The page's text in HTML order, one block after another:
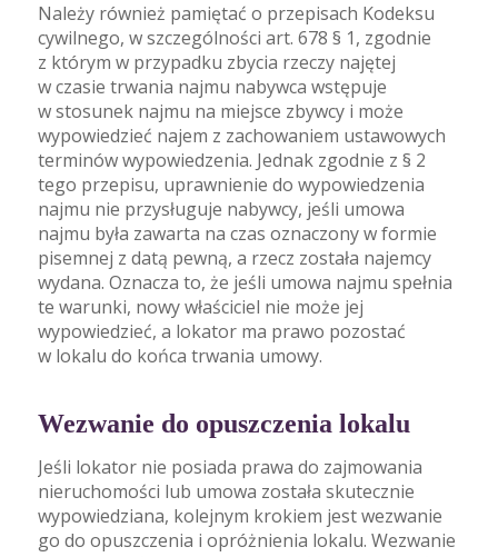
Należy również pamiętać o przepisach Kodeksu
cywilnego, w szczególności art. 678 § 1, zgodnie
z którym w przypadku zbycia rzeczy najętej
w czasie trwania najmu nabywca wstępuje
w stosunek najmu na miejsce zbywcy i może
wypowiedzieć najem z zachowaniem ustawowych
terminów wypowiedzenia. Jednak zgodnie z § 2
tego przepisu, uprawnienie do wypowiedzenia
najmu nie przysługuje nabywcy, jeśli umowa
najmu była zawarta na czas oznaczony w formie
pisemnej z datą pewną, a rzecz została najemcy
wydana. Oznacza to, że jeśli umowa najmu spełnia
te warunki, nowy właściciel nie może jej
wypowiedzieć, a lokator ma prawo pozostać
w lokalu do końca trwania umowy.
Wezwanie do opuszczenia lokalu
Jeśli lokator nie posiada prawa do zajmowania
nieruchomości lub umowa została skutecznie
wypowiedziana, kolejnym krokiem jest wezwanie
go do opuszczenia i opróżnienia lokalu. Wezwanie